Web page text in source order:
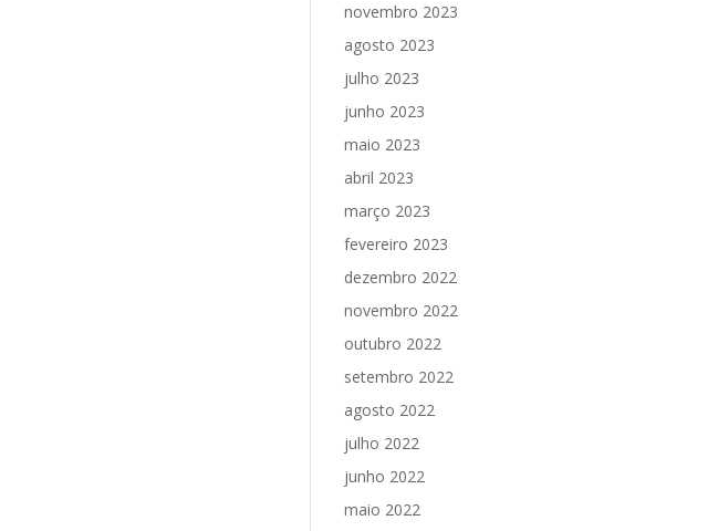
novembro 2023
agosto 2023
julho 2023
junho 2023
maio 2023
abril 2023
março 2023
fevereiro 2023
dezembro 2022
novembro 2022
outubro 2022
setembro 2022
agosto 2022
julho 2022
junho 2022
maio 2022